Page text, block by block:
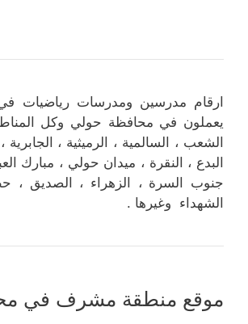
ارقام مدرسين ومدرسات رياضيات
يعملون في محافظة حولي وكل
الشعب ، السالمية ، الرميثية ،
البدع ، النقرة ، ميدان حولي ، مبارك
جنوب السرة ، الزهراء ، الصديق ،
الشهداء وغيرها .
موقع منطقة مشرف في